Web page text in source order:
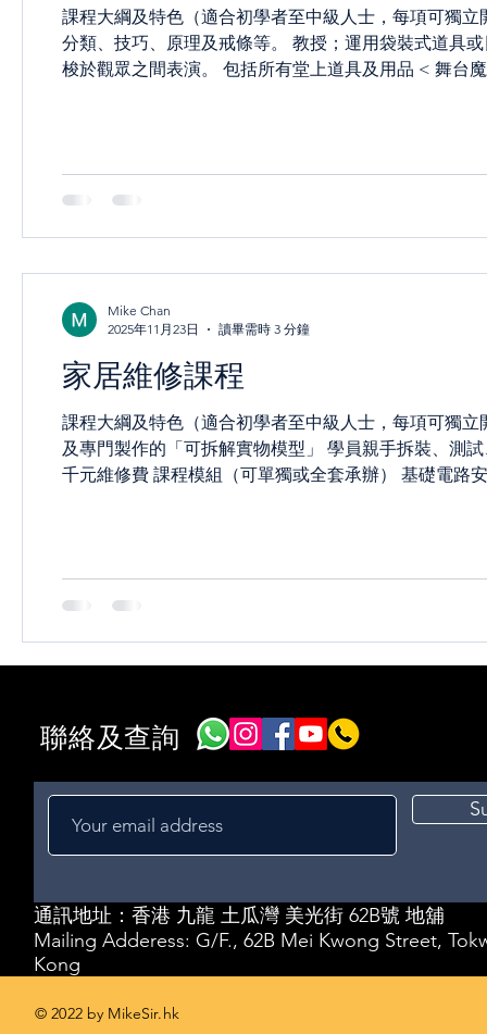
課程大綱及特色（適合初學者至中級人士，每項可獨立開班或合併為完整課程） <
分類、技巧、原理及戒條等。 教授；運用袋裝式道具
梭於觀眾之間表演。 包括所有堂上道具及用品 < 舞台魔術 ~入門 > 詳盡介紹舞台魔術的歷史、分類、技巧、原理及戒條
鋸美人…等。 將整體魔幻效果推至最高。 適合於各類
作堂上使用 < 濱紛扭氣球 > 詳盡介紹多種扭氣球手法及注意事項。 教授；扭出各樣氣球造型，如：蝴蝶、西洋劍、史露
家居維修課程
課程大綱及特色（適合初學者至中級人士，每項可獨
及專門製作的「可拆解實物模型」 學員親手拆裝、測
千元維修費 課程模組（可單獨或全套承辦） 基礎電路
線、製作臨時插板 水龍頭維修與更換 單柄混合水龍頭
・拆解、更換陶瓷閥芯、O-ring ・整支水龍頭更換（
Mike Chan
2025年11月23日
讀畢需時 3 分鐘
聯絡及查詢
通訊地址： 香港 九龍 土瓜灣 美光街 62B號 地舖
Mailing Adderess: G/F., 62B Mei Kwong Street,
Kong
© 2022 by MikeSir.hk